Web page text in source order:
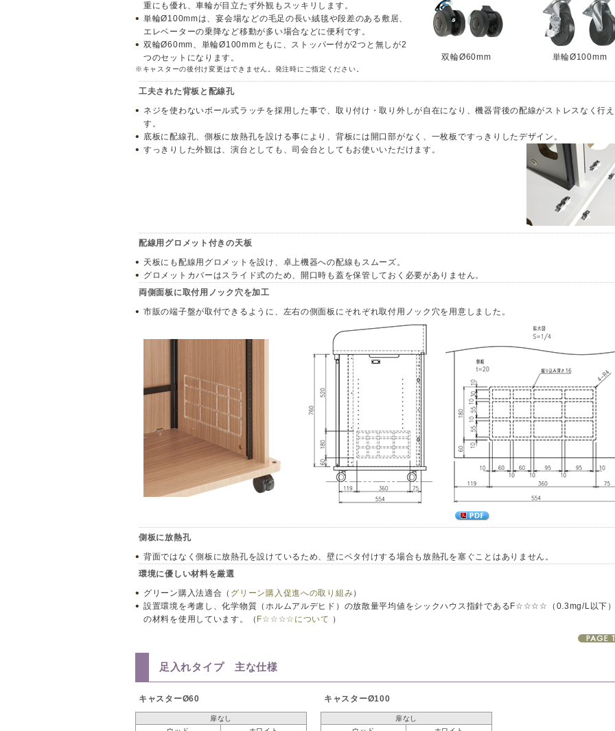
単輪Ø100mm
双輪Ø60mm
重にも優れ、車輪が目立たず外観もスッキリします。
単輪Ø100mmは、宴会場などの毛足の長い絨毯や段差のある敷居、
エレベーターの乗降など移動が多い場合などに便利です。
双輪Ø60mm、単輪Ø100mmともに、ストッパー付が2つと無しが2
つのセットになります。
※キャスターの後付け変更はできません。発注時にご指定ください。
工夫された背板と配線孔
ネジを使わないボール式ラッチを採用した事で、取り付け・取り外しが自在になり、機器背後の配線がストレスなく行
す。
底板に配線孔、側板に放熱孔を設ける事により、背板には開口部がなく、一枚板ですっきりしたデザイン。
すっきりした外観は、演台としても、司会台としてもお使いいただけます。
配線用グロメット付きの天板
天板にも配線用グロメットを設け、卓上機器への配線もスムーズ。
グロメットカバーはスライド式のため、開口時も蓋を保管しておく必要がありません。
両側面板に取付用ノック穴を加工
市販の端子盤が取付できるように、左右の側面板にそれぞれ取付用ノック穴を用意しました。
側板に放熱孔
背面ではなく側板に放熱孔を設けているため、壁にベタ付けする場合も放熱孔を塞ぐことはありません。
環境に優しい材料を厳選
グリーン購入法適合（ グリーン購入促進への取り組み）
設置環境を考慮し、化学物質（ホルムアルデヒド）の放散量平均値をシックハウス指針であるF☆☆☆☆（0.3mg/L以下
の材料を使用しています。（ F☆☆☆☆について ）
足入れタイプ 主な仕様
キャスターØ60
扉なし
キャスターØ100
扉なし